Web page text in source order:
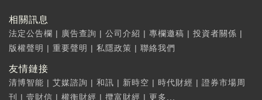
相關訊息
法定公告欄 | 廣告查詢 | 公司介紹 | 專欄邀稿 | 投資者關係 |
版權聲明 | 重要聲明 | 私隱政策 | 聯絡我們
友情鏈接
清博智能 | 艾媒諮詢 | 和訊 | 新時空 | 時代財經 | 證券市場周
刊
| 壹財信 | 權衡財經 | 攬富財經 | 更多...